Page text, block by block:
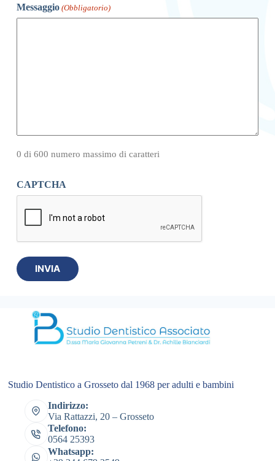
Messaggio (Obbligatorio)
0 di 600 numero massimo di caratteri
CAPTCHA
Studio Dentistico a Grosseto dal 1968 per adulti e bambini
Indirizzo:
Via Rattazzi, 20 – Grosseto
Telefono:
0564 25393
Whatsapp: